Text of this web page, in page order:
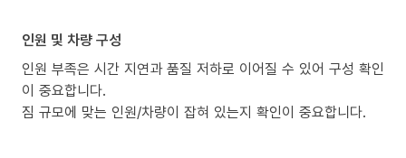
인원 및 차량 구성
인원 부족은 시간 지연과 품질 저하로 이어질 수 있어 구성 확인
이 중요합니다.
짐 규모에 맞는 인원/차량이 잡혀 있는지 확인이 중요합니다.